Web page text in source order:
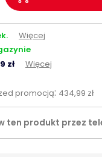
Więcej
zł
Więcej
promocją: 434,99 zł
ten produkt przez